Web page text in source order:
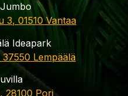
3, 01510 Vantaa
Ideapark
Lempäälä
28100 Pori